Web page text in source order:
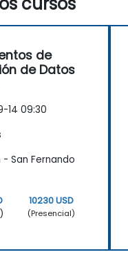
de
de Datos
14 09:30
- San Fernando
10230 USD
(Presencial)